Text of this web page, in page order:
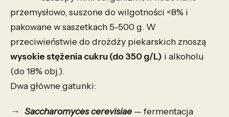
przemysłowo, suszone do wilgotności <8% i
pakowane w saszetkach 5–500 g. W
przeciwieństwie do drożdży piekarskich znoszą
wysokie stężenia cukru (do 350 g/L) i alkoholu
(do 18% obj.).
Dwa główne gatunki:
Saccharomyces cerevisiae — fermentacja